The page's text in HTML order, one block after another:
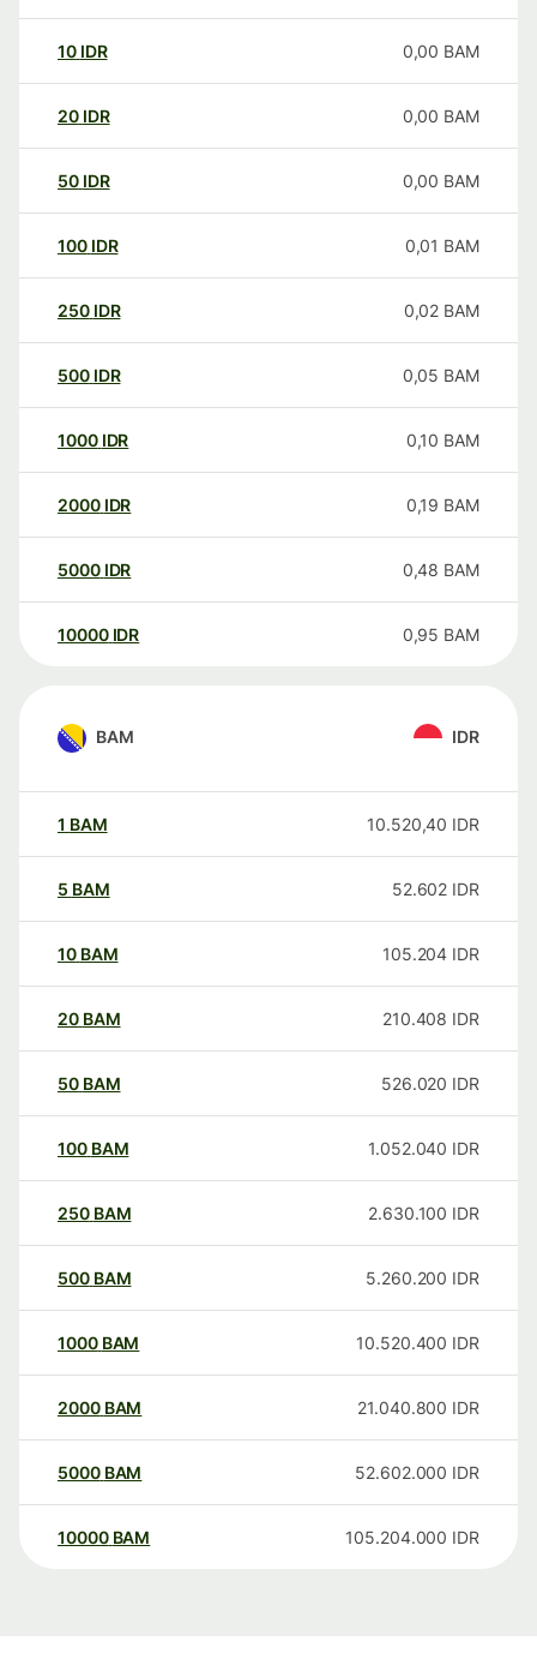
10 IDR 0,00 BAM
20 IDR 0,00 BAM
50 IDR 0,00 BAM
100 IDR 0,01 BAM
250 IDR 0,02 BAM
500 IDR 0,05 BAM
1000 IDR 0,10 BAM
2000 IDR 0,19 BAM
5000 IDR 0,48 BAM
10000 IDR 0,95 BAM
BAM IDR
1 BAM 10.520,40 IDR
5 BAM 52.602 IDR
10 BAM 105.204 IDR
20 BAM 210.408 IDR
50 BAM 526.020 IDR
100 BAM 1.052.040 IDR
250 BAM 2.630.100 IDR
500 BAM 5.260.200 IDR
1000 BAM 10.520.400 IDR
2000 BAM 21.040.800 IDR
5000 BAM 52.602.000 IDR
10000 BAM 105.204.000 IDR